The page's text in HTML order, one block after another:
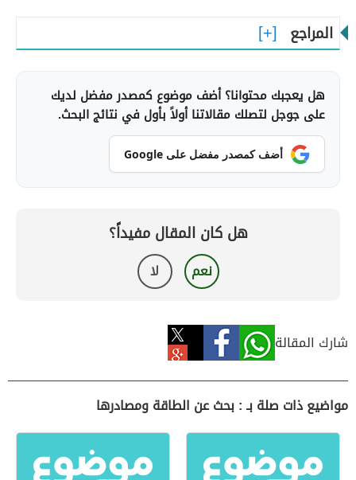
المراجع
هل يعجبك محتوانا؟ أضف موضوع كمصدر مفضل لديك
على جوجل لتصلك مقالاتنا أولاً بأول في نتائج البحث.
أضف كمصدر مفضل على Google
هل كان المقال مفيداً؟
نعم لا
شارك المقالة
مواضيع ذات صلة بـ : بحث عن الطاقة ومصادرها